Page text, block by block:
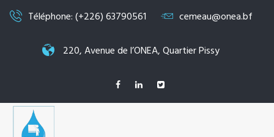
Téléphone: (+226) 63790561 cemeau@onea.bf
220, Avenue de l’ONEA, Quartier Pissy